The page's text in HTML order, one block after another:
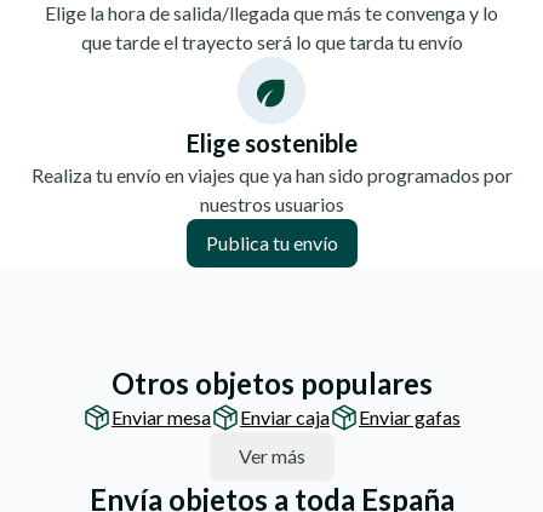
Elige la hora de salida/llegada que más te convenga y lo
que tarde el trayecto será lo que tarda tu envío
Elige sostenible
Realiza tu envío en viajes que ya han sido programados por
nuestros usuarios
Publica tu envío
Otros objetos populares
Enviar mesa Enviar caja
Enviar gafas
Ver más
Envía objetos a toda España